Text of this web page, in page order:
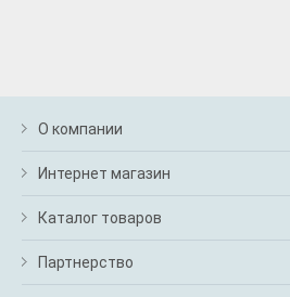
О компании
Интернет магазин
Каталог товаров
Партнерство